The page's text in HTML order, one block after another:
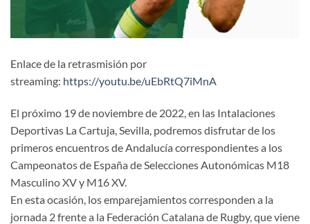
Enlace de la retrasmisión por
streaming: https://youtu.be/uEbRtQ7iMnA
El próximo 19 de noviembre de 2022, en las Intalaciones
Deportivas La Cartuja, Sevilla, podremos disfrutar de los
primeros encuentros de Andalucía correspondientes a los
Campeonatos de España de Selecciones Autonómicas M18
Masculino XV y M16 XV.
En esta ocasión, los emparejamientos corresponden a la
jornada 2 frente a la Federación Catalana de Rugby, que viene